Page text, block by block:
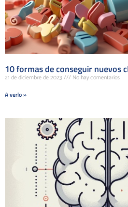
10 formas de conseguir nuevos
21 de diciembre de 2023
No hay comentarios
A verlo »